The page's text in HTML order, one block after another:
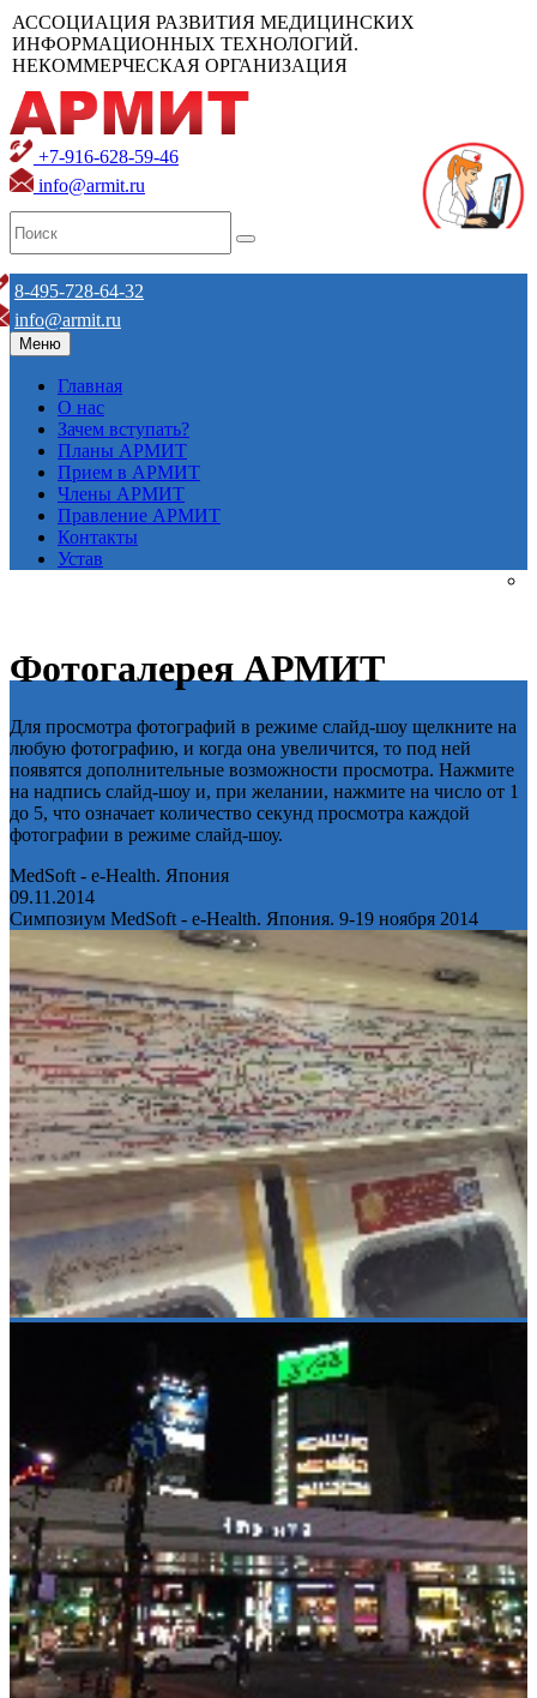
АССОЦИАЦИЯ РАЗВИТИЯ МЕДИЦИНСКИХ
ИНФОРМАЦИОННЫХ ТЕХНОЛОГИЙ.
НЕКОММЕРЧЕСКАЯ ОРГАНИЗАЦИЯ
+7-916-628-59-46
info@armit.ru
8-495-728-64-32
info@armit.ru
Меню
Главная
О нас
Зачем вступать?
Планы АРМИТ
Прием в АРМИТ
Члены АРМИТ
Правление АРМИТ
Контакты
Устав
Фотогалерея АРМИТ
Для просмотра фотографий в режиме слайд-шоу щелкните на
любую фотографию, и когда она увеличится, то под ней
появятся дополнительные возможности просмотра. Нажмите
на надпись слайд-шоу и, при желании, нажмите на число от 1
до 5, что означает количество секунд просмотра каждой
фотографии в режиме слайд-шоу.
MedSoft - e-Health. Япония
09.11.2014
Симпозиум MedSoft - e-Health. Япония. 9-19 ноября 2014